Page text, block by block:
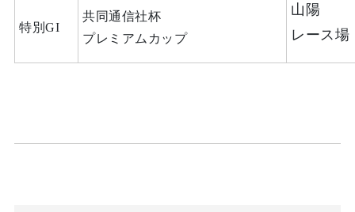
特別GI
共同通信社杯
プレミアムカップ
山陽
レース場